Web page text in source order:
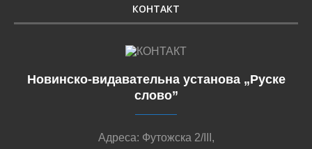
КОНТАКТ
Новинско-видавательна установа „Руске
слово”
Адреса: Футожска 2/III,